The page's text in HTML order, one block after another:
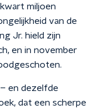
miljoen
van de
Jr. hield zijn
en in november
en dezelfde
dat een scherpe